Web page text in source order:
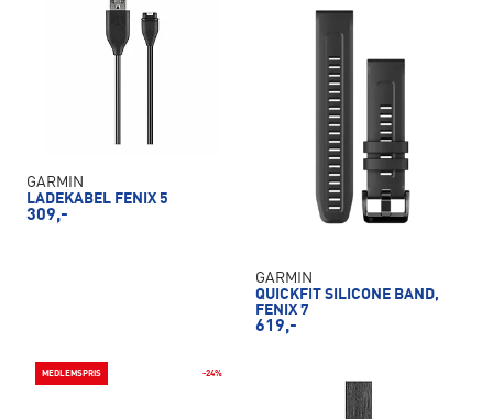
GARMIN
LADEKABEL FENIX 5
309,-
GARMIN
QUICKFIT SILICONE BAND,
FENIX 7
619,-
MEDLEMSPRIS -24%